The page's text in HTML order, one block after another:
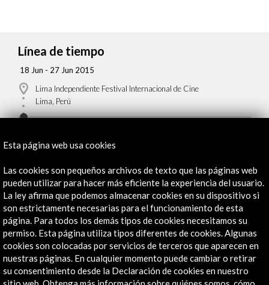
Línea de tiempo
18 Jun - 27 Jun 2015
Lima Independiente Festival Internacional de Cine
Lima, Perú
Recibe las últimas NOVEDADES
Suscríbete a nuestro boletín digital Ver último boletín
Esta página web usa cookies
Las cookies son pequeños archivos de texto que las páginas web
pueden utilizar para hacer más eficiente la experiencia del usuario.
La ley afirma que podemos almacenar cookies en su dispositivo si
son estrictamente necesarias para el funcionamiento de esta
página. Para todos los demás tipos de cookies necesitamos su
permiso. Esta página utiliza tipos diferentes de cookies. Algunas
cookies son colocadas por servicios de terceros que aparecen en
nuestras páginas. En cualquier momento puede cambiar o retirar
su consentimiento desde la Declaración de cookies en nuestro